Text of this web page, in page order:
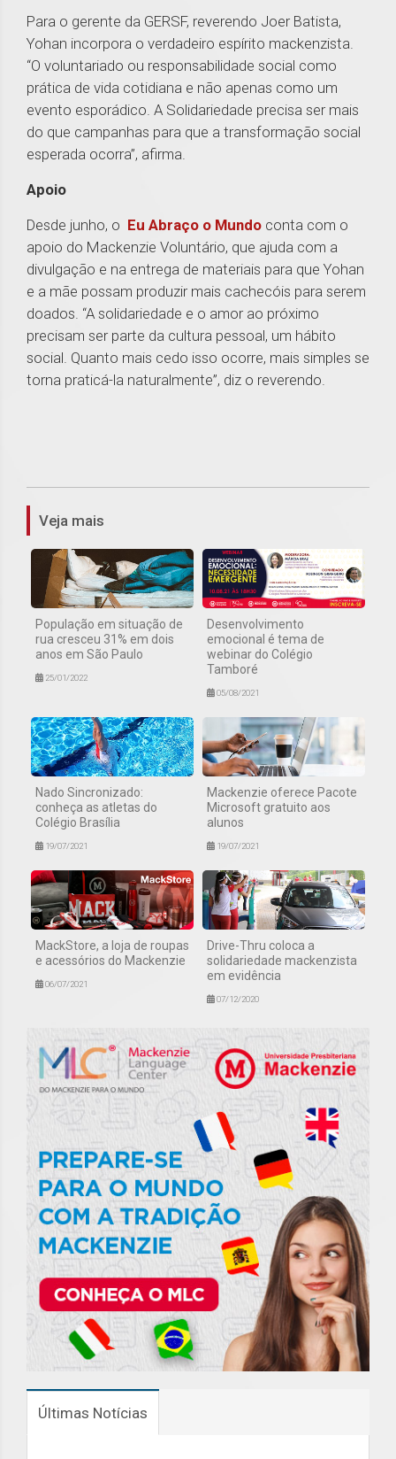
Para o gerente da GERSF, reverendo Joer Batista,
Yohan incorpora o verdadeiro espírito mackenzista.
“O voluntariado ou responsabilidade social como
prática de vida cotidiana e não apenas como um
evento esporádico. A Solidariedade precisa ser mais
do que campanhas para que a transformação social
esperada ocorra”, afirma.
Apoio
Desde junho, o Eu Abraço o Mundo conta com o
apoio do Mackenzie Voluntário, que ajuda com a
divulgação e na entrega de materiais para que Yohan
e a mãe possam produzir mais cachecóis para serem
doados. “A solidariedade e o amor ao próximo
precisam ser parte da cultura pessoal, um hábito
social. Quanto mais cedo isso ocorre, mais simples se
torna praticá-la naturalmente”, diz o reverendo.
Veja mais
População em situação de
rua cresceu 31% em dois
anos em São Paulo
25/01/2022
Desenvolvimento
emocional é tema de
webinar do Colégio
Tamboré
05/08/2021
Nado Sincronizado:
conheça as atletas do
Colégio Brasília
19/07/2021
Mackenzie oferece Pacote
Microsoft gratuito aos
alunos
19/07/2021
MackStore, a loja de roupas
e acessórios do Mackenzie
06/07/2021
Drive-Thru coloca a
solidariedade mackenzista
em evidência
07/12/2020
Últimas Notícias